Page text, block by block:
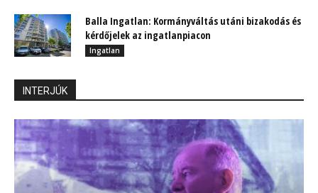
Balla Ingatlan: Kormányváltás utáni bizakodás és
kérdőjelek az ingatlanpiacon
Ingatlan
INTERJÚK